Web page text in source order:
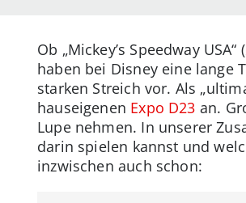
Ob „Mickey’s Speedway
haben bei Disney eine lange
starken Streich vor. Als
hauseigenen Expo D23 an.
Lupe nehmen. In unserer
darin spielen kannst und
inzwischen auch schon: